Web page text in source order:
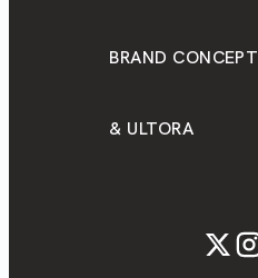
BRAND CONCEPT
& ULTORA